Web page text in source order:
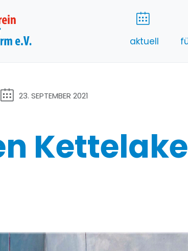
aktuell
23. SEPTEMBER 2021